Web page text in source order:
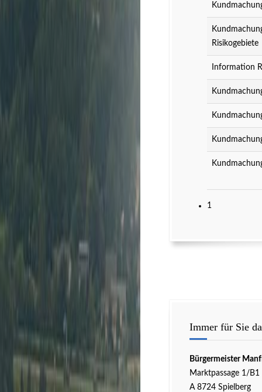
Risikogebiete
Information
1
Immer für Sie
Bürgermeister
Marktpassage 1/B1
A 8724 Spielberg